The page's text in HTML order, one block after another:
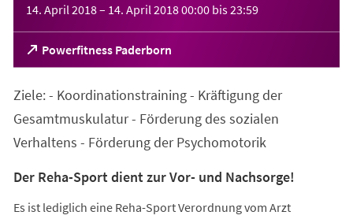
14. April 2018– 14. April 201800:00 bis23:59
Powerfitness Paderborn
(Öffnet
in
neuen
Ziele: - Koordinationstraining - Kräftigung der
Gesamtmuskulatur - Förderung des sozialen
Verhaltens - Förderung der Psychomotorik
Der Reha-Sport dient zur Vor- und Nachsorge!
Es ist lediglich eine Reha-Sport Verordnung vom Arzt